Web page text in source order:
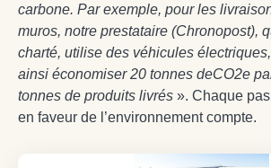
carbone. Par exemple, pour les
muros, notre prestataire (Chronopost),
charté, utilise des véhicules
ainsi économiser 20 tonnes deCO2e
tonnes de produits livrés ». Chaque
en faveur de l’environnement compte.